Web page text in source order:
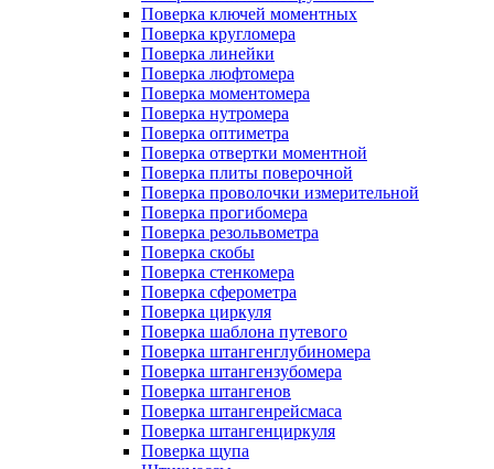
Поверка ключей моментных
Поверка кругломера
Поверка линейки
Поверка люфтомера
Поверка моментомера
Поверка нутромера
Поверка оптиметра
Поверка отвертки моментной
Поверка плиты поверочной
Поверка проволочки измерительной
Поверка прогибомера
Поверка резольвометра
Поверка скобы
Поверка стенкомера
Поверка сферометра
Поверка циркуля
Поверка шаблона путевого
Поверка штангенглубиномера
Поверка штангензубомера
Поверка штангенов
Поверка штангенрейсмаса
Поверка штангенциркуля
Поверка щупа